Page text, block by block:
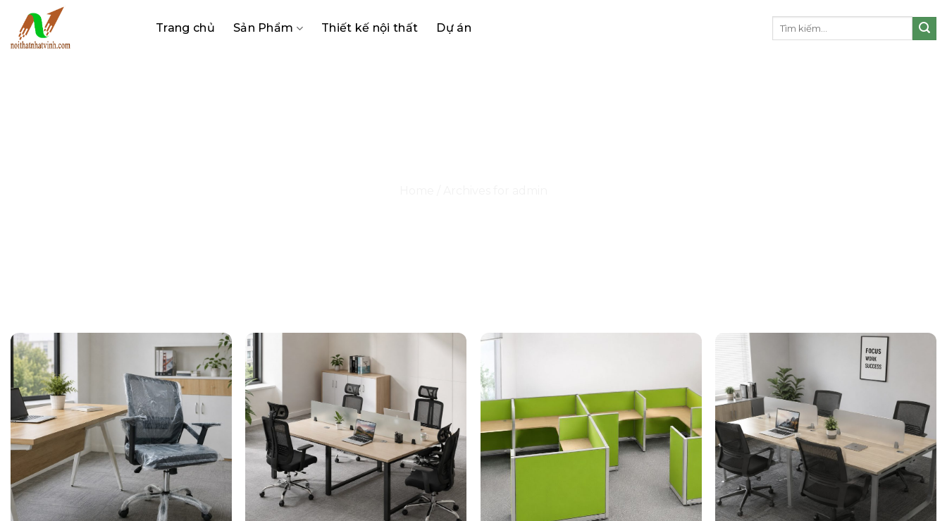
dung
Trang chủ Sản Phẩm Thiết kế nội thất Dự án
kiếm: